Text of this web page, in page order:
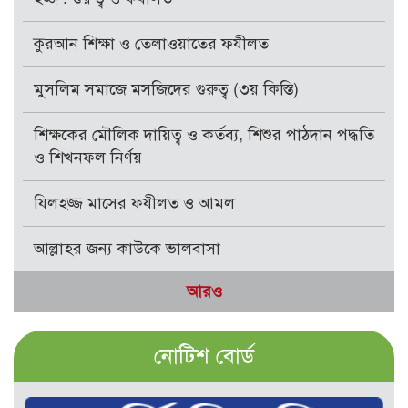
কুরআন শিক্ষা ও তেলাওয়াতের ফযীলত
মুসলিম সমাজে মসজিদের গুরুত্ব (৩য় কিস্তি)
শিক্ষকের মৌলিক দায়িত্ব ও কর্তব্য, শিশুর পাঠদান পদ্ধতি
ও শিখনফল নির্ণয়
যিলহজ্জ মাসের ফযীলত ও আমল
আল্লাহর জন্য কাউকে ভালবাসা
আরও
নোটিশ বোর্ড